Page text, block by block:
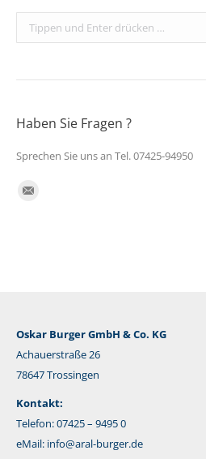
Search:
Haben Sie Fragen ?
Sprechen Sie uns an Tel. 07425-94950
Finden Sie uns auf:
Oskar Burger GmbH & Co. KG
Achauerstraße 26
78647 Trossingen
Kontakt:
Telefon: 07425 – 9495 0
eMail: info@aral-burger.de